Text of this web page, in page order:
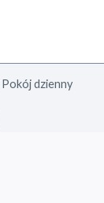
Pokój dzienny